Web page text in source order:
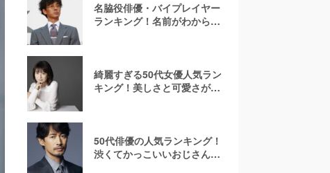
名脇役俳優・バイプレイヤー
ランキング！名前がわからな
綺麗すぎる50代女優人気ラン
キング！美しさと可愛さが魅
50代俳優の人気ランキング！
渋くてかっこいいおじさん俳